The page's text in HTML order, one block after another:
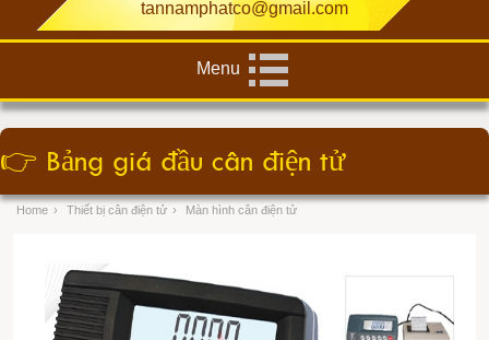
tannamphatco@gmail.com
Menu
👉 Bảng giá đầu cân điện tử
Home › Thiết bị cân điện tử › Màn hình cân điện tử